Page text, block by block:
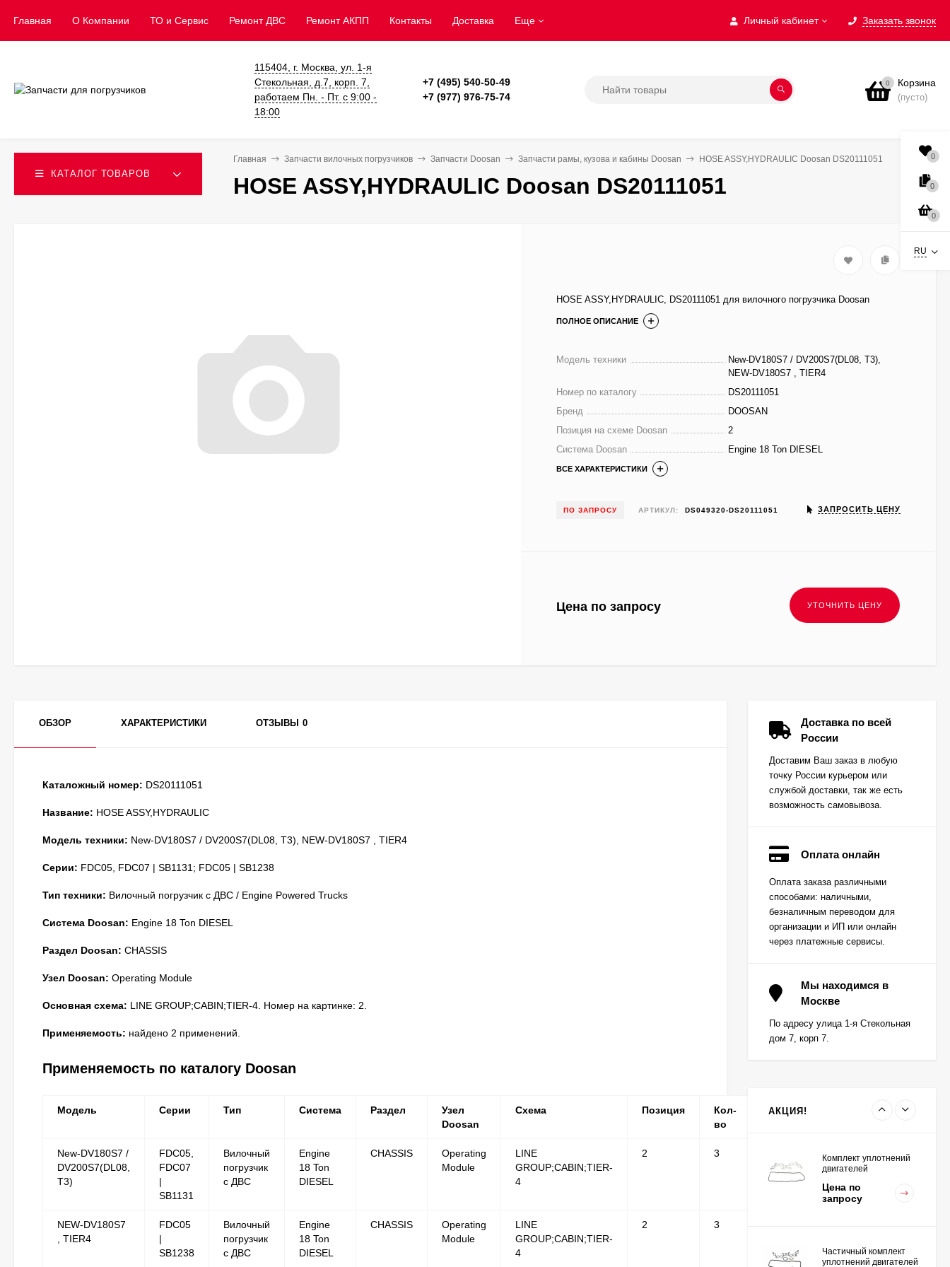
Личный кабинет Заказать звонок
Главная О Компании ТО и Сервис ​Ремонт ДВС Ремонт АКПП Контакты Доставка Еще
115404, г. Москва, ул. 1-я
Стекольная, д.7, корп. 7,
работаем Пн. - Пт. с 9:00 -
18:00
+7 (495) 540-50-49
+7 (977) 976-75-74
0 Корзина
(пусто)
КАТАЛОГ ТОВАРОВ
Главная Запчасти вилочных погрузчиков Запчасти Doosan Запчасти рамы, кузова и кабины Doosan HOSE ASSY,HYDRAULIC Doosan DS20111051
HOSE ASSY,HYDRAULIC Doosan DS20111051
HOSE ASSY,HYDRAULIC, DS20111051 для вилочного погрузчика Doosan
ПОЛНОЕ ОПИСАНИЕ
Модель техники
New-DV180S7 / DV200S7(DL08, T3),
NEW-DV180S7 , TIER4
Номер по каталогу
DS20111051
Бренд
DOOSAN
Позиция на схеме Doosan
2
Система Doosan
Engine 18 Ton DIESEL
ВСЕ ХАРАКТЕРИСТИКИ
ПО ЗАПРОСУ АРТИКУЛ: DS049320-DS20111051 ЗАПРОСИТЬ ЦЕНУ
Цена по запросу
ОБЗОР ХАРАКТЕРИСТИКИ ОТЗЫВЫ 0
Каталожный номер: DS20111051
Название: HOSE ASSY,HYDRAULIC
Модель техники: New-DV180S7 / DV200S7(DL08, T3), NEW-DV180S7 , TIER4
Серии: FDC05, FDC07 | SB1131; FDC05 | SB1238
Тип техники: Вилочный погрузчик с ДВС / Engine Powered Trucks
Система Doosan: Engine 18 Ton DIESEL
Раздел Doosan: CHASSIS
Узел Doosan: Operating Module
Основная схема: LINE GROUP;CABIN;TIER-4. Номер на картинке: 2.
Применяемость: найдено 2 применений.
Применяемость по каталогу Doosan
Модель Серии Тип Система Раздел
Узел
Doosan
Схема Позиция
Кол-
во
Серийные
Примечание
New-DV180S7 /
DV200S7(DL08,
T3)
FDC05,
FDC07
|
SB1131
Вилочный
погрузчик
с ДВС
Engine
18 Ton
DIESEL
CHASSIS
Operating
Module
LINE
GROUP;CABIN;TIER-
4
2 3
NEW-DV180S7
, TIER4
FDC05
|
SB1238
Вилочный
погрузчик
с ДВС
Engine
18 Ton
DIESEL
CHASSIS
Operating
Module
LINE
GROUP;CABIN;TIER-
4
2 3
Доставка по всей
России
Доставим Ваш заказ в любую
точку России курьером или
службой доставки, так же есть
возможность самовывоза.
Оплата онлайн
Оплата заказа различными
способами: наличными,
безналичным переводом для
организации и ИП или онлайн
через платежные сервисы.
Мы находимся в
Москве
По адресу улица 1-я Стекольная
дом 7, корп 7.
АКЦИЯ!
Вкладыш коренной
(0,25) (1шт - 1
половинка) для
двигателей
K15,K21,K25
запросу
(1шт - 1 половинка) для
двигателей
K15,K21,K25
Цена по
Комплект уплотнений
двигателей
Цена по
запросу
Частичный комплект
уплотнений двигателей
0
0
0
RU